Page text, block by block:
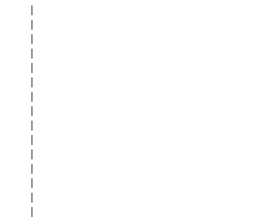
|
|
|
|
|
|
|
|
|
|
|
|
|
|
|